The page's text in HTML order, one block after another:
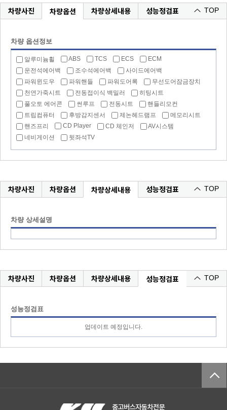
차량사진 차량옵션 차량상세내용 성능정검표 TOP
차량 옵션정보
알루미늄휠 ABS TCS ECS
ECM
운전석에어백
조수석에어백
사이드에어백
파워윈도우
파워핸들 파워도어록
무선도어잠금장치
천연가죽시트
전동접이식 백밀러
히팅시트
풀오토 에어콘
썬루프 전동시트
핸들리모컨
트립컴퓨터
후방감지센서 제논헤드램프
메모리시트
핸즈프리
CD Player CD 체인저
AV시스템
네비게이션
뒷좌석TV
차량사진 차량옵션 차량상세내용 성능정검표 TOP
차량 상세설명
차량사진 차량옵션 차량상세내용 성능정검표 TOP
성능정검표
업데이트 예정입니다.